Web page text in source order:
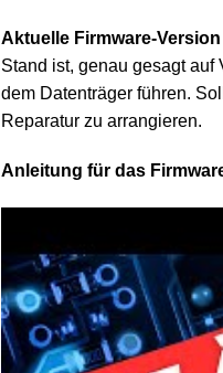
Aktuelle Firmware-Version
Stand ist, genau gesagt
dem Datenträger führen.
Reparatur zu arrangieren.
Anleitung für das